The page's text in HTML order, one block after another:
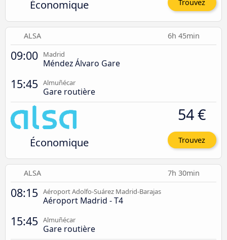
Économique Trouvez
ALSA 6h 45min
09:00 Madrid
Méndez Álvaro Gare
15:45 Almuñécar
Gare routière
Économique
54 €
Trouvez
ALSA 7h 30min
08:15 Aéroport Adolfo-Suárez Madrid-Barajas
Aéroport Madrid - T4
15:45 Almuñécar
Gare routière